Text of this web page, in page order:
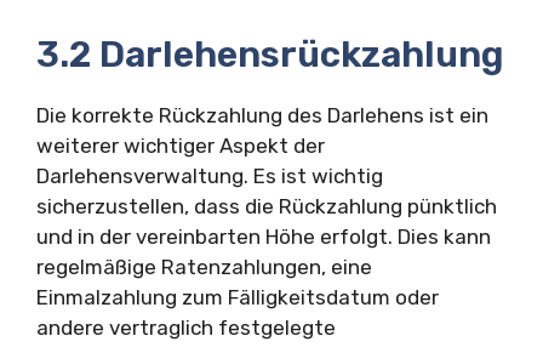
3.2 Darlehensrückzahlung
Die korrekte Rückzahlung des Darlehens ist ein
weiterer wichtiger Aspekt der
Darlehensverwaltung. Es ist wichtig
sicherzustellen, dass die Rückzahlung pünktlich
und in der vereinbarten Höhe erfolgt. Dies kann
regelmäßige Ratenzahlungen, eine
Einmalzahlung zum Fälligkeitsdatum oder
andere vertraglich festgelegte